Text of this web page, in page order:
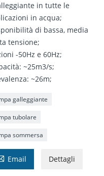
in tutte le
in acqua;
di bassa, media
tensione;
-50Hz e 60Hz;
~25m3/s;
~26m;
galleggiante
tubolare
sommersa
Email Dettagli